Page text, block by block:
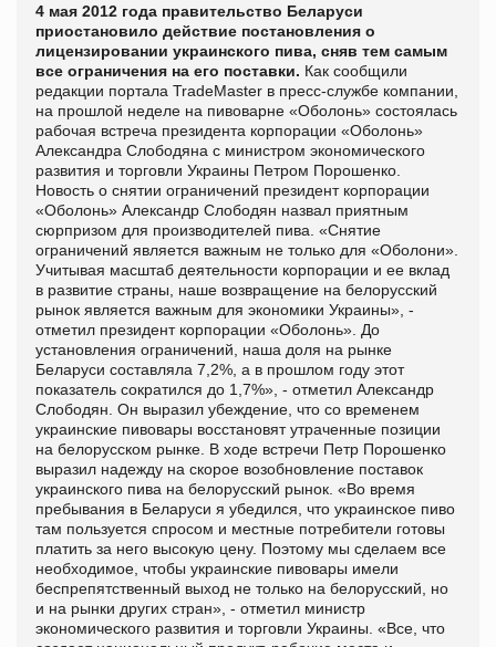
4 мая 2012 года правительство Беларуси
приостановило действие постановления о
лицензировании украинского пива, сняв тем самым
все ограничения на его поставки. Как сообщили
редакции портала TradeMaster в пресс-службе компании,
на прошлой неделе на пивоварне «Оболонь» состоялась
рабочая встреча президента корпорации «Оболонь»
Александра Слободяна с министром экономического
развития и торговли Украины Петром Порошенко.
Новость о снятии ограничений президент корпорации
«Оболонь» Александр Слободян назвал приятным
сюрпризом для производителей пива. «Снятие
ограничений является важным не только для «Оболони».
Учитывая масштаб деятельности корпорации и ее вклад
в развитие страны, наше возвращение на белорусский
рынок является важным для экономики Украины», -
отметил президент корпорации «Оболонь». До
установления ограничений, наша доля на рынке
Беларуси составляла 7,2%, а в прошлом году этот
показатель сократился до 1,7%», - отметил Александр
Слободян. Он выразил убеждение, что со временем
украинские пивовары восстановят утраченные позиции
на белорусском рынке. В ходе встречи Петр Порошенко
выразил надежду на скорое возобновление поставок
украинского пива на белорусский рынок. «Во время
пребывания в Беларуси я убедился, что украинское пиво
там пользуется спросом и местные потребители готовы
платить за него высокую цену. Поэтому мы сделаем все
необходимое, чтобы украинские пивовары имели
беспрепятственный выход не только на белорусский, но
и на рынки других стран», - отметил министр
экономического развития и торговли Украины. «Все, что